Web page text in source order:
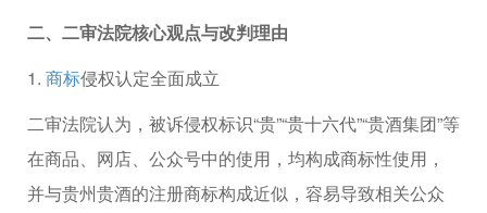
二、二审法院核心观点与改判理由
1. 商标侵权认定全面成立
二审法院认为，被诉侵权标识“贵”“贵十六代”“贵酒集团”等
在商品、网店、公众号中的使用，均构成商标性使用，
并与贵州贵酒的注册商标构成近似，容易导致相关公众